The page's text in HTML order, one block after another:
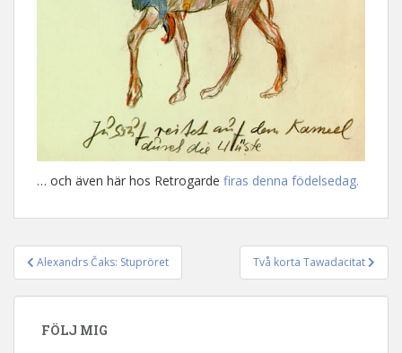
… och även här hos Retrogarde firas denna födelsedag.
Inläggsnavigering
Alexandrs Čaks: Stupröret Två korta Tawadacitat
FÖLJ MIG